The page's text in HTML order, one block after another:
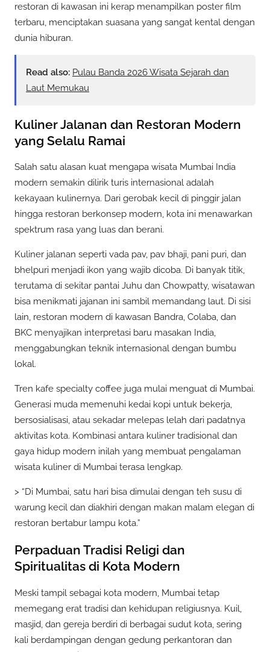
restoran di kawasan ini kerap menampilkan poster film
terbaru, menciptakan suasana yang sangat kental dengan
dunia hiburan.
Read also: Pulau Banda 2026 Wisata Sejarah dan
Laut Memukau
Kuliner Jalanan dan Restoran Modern
yang Selalu Ramai
Salah satu alasan kuat mengapa wisata Mumbai India
modern semakin dilirik turis internasional adalah
kekayaan kulinernya. Dari gerobak kecil di pinggir jalan
hingga restoran berkonsep modern, kota ini menawarkan
spektrum rasa yang luas dan berani.
Kuliner jalanan seperti vada pav, pav bhaji, pani puri, dan
bhelpuri menjadi ikon yang wajib dicoba. Di banyak titik,
terutama di sekitar pantai Juhu dan Chowpatty, wisatawan
bisa menikmati jajanan ini sambil memandang laut. Di sisi
lain, restoran modern di kawasan Bandra, Colaba, dan
BKC menyajikan interpretasi baru masakan India,
menggabungkan teknik internasional dengan bumbu
lokal.
Tren kafe specialty coffee juga mulai menguat di Mumbai.
Generasi muda memenuhi kedai kopi untuk bekerja,
bersosialisasi, atau sekadar melepas lelah dari padatnya
aktivitas kota. Kombinasi antara kuliner tradisional dan
gaya hidup modern inilah yang membuat pengalaman
wisata kuliner di Mumbai terasa lengkap.
> “Di Mumbai, satu hari bisa dimulai dengan teh susu di
warung kecil dan diakhiri dengan makan malam elegan di
restoran bertabur lampu kota.”
Perpaduan Tradisi Religi dan
Spiritualitas di Kota Modern
Meski tampil sebagai kota modern, Mumbai tetap
memegang erat tradisi dan kehidupan religiusnya. Kuil,
masjid, dan gereja berdiri di berbagai sudut kota, sering
kali berdampingan dengan gedung perkantoran dan